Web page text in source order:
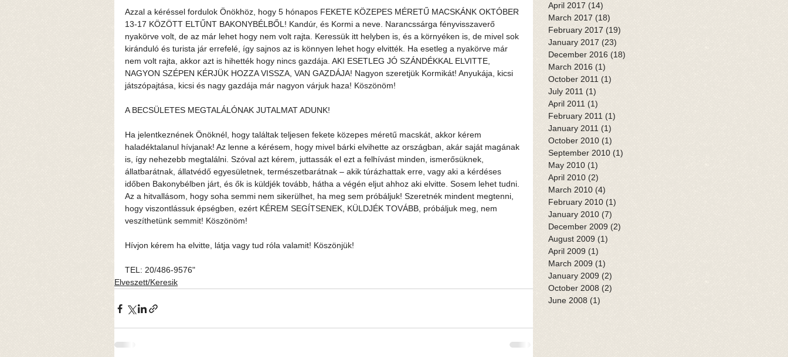
Azzal a kéréssel fordulok Önökhöz, hogy 5 hónapos FEKETE KÖZEPES MÉRETŰ MACSKÁNK OKTÓBER
13-17 KÖZÖTT ELTŰNT BAKONYBÉLBŐL! Kandúr, és Kormi a neve. Narancssárga fényvisszaverő
nyakörve volt, de az már lehet hogy nem volt rajta. Keressük itt helyben is, és a környéken is, de mivel sok
kiránduló és turista jár errefelé, így sajnos az is könnyen lehet hogy elvitték. Ha esetleg a nyakörve már
nem volt rajta, akkor azt is hihették hogy nincs gazdája. AKI ESETLEG JÓ SZÁNDÉKKAL ELVITTE,
NAGYON SZÉPEN KÉRJÜK HOZZA VISSZA, VAN GAZDÁJA! Nagyon szeretjük Kormikát! Anyukája, kicsi
játszópajtása, kicsi és nagy gazdája már nagyon várjuk haza! Köszönöm!
A BECSÜLETES MEGTALÁLÓNAK JUTALMAT ADUNK!
Ha jelentkeznének Önöknél, hogy találtak teljesen fekete közepes méretű macskát, akkor kérem
haladéktalanul hívjanak! Az lenne a kérésem, hogy mivel bárki elvihette az országban, akár saját magának
is, így nehezebb megtalálni. Szóval azt kérem, juttassák el ezt a felhívást minden, ismerősüknek,
állatbarátnak, állatvédő egyesületnek, természetbarátnak – akik túrázhattak erre, vagy aki a kérdéses
időben Bakonybélben járt, és ők is küldjék tovább, hátha a végén eljut ahhoz aki elvitte. Sosem lehet tudni.
Az a hitvallásom, hogy soha semmi nem sikerülhet, ha meg sem próbáljuk! Szeretnék mindent megtenni,
hogy viszontlássuk épségben, ezért KÉREM SEGÍTSENEK, KÜLDJÉK TOVÁBB, próbáljuk meg, nem
veszíthetünk semmit! Köszönöm!
Hívjon kérem ha elvitte, látja vagy tud róla valamit! Köszönjük!
TEL: 20/486-9576"
Elveszett/Keresik
April 2017 (14)
March 2017 (18)
February 2017 (19)
January 2017 (23)
December 2016 (18)
March 2016 (1)
October 2011 (1)
July 2011 (1)
April 2011 (1)
February 2011 (1)
January 2011 (1)
October 2010 (1)
September 2010 (1)
May 2010 (1)
April 2010 (2)
March 2010 (4)
February 2010 (1)
January 2010 (7)
December 2009 (2)
August 2009 (1)
April 2009 (1)
March 2009 (1)
January 2009 (2)
October 2008 (2)
June 2008 (1)